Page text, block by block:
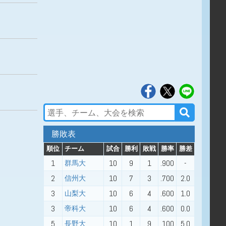
勝敗表
順位 チーム 試合 勝利 敗戦 勝率 勝差
1 群馬大 10 9 1 .900
-
2
信州大 10 7 3 .700
2.0
3
山梨大 10 6 4 .600
1.0
3
帝科大 10 6 4 .600
0.0
5
長野大 10 1 9 .100 5.0